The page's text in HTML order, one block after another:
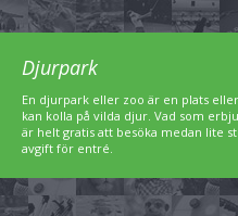
Djurpark
En djurpark eller zoo är en plats
kan kolla på vilda djur. Vad som
är helt gratis att besöka medan lite
avgift för entré.